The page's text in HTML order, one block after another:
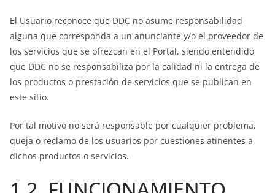
El Usuario reconoce que DDC no asume responsabilidad
alguna que corresponda a un anunciante y/o el proveedor de
los servicios que se ofrezcan en el Portal, siendo entendido
que DDC no se responsabiliza por la calidad ni la entrega de
los productos o prestación de servicios que se publican en
este sitio.
Por tal motivo no será responsable por cualquier problema,
queja o reclamo de los usuarios por cuestiones atinentes a
dichos productos o servicios.